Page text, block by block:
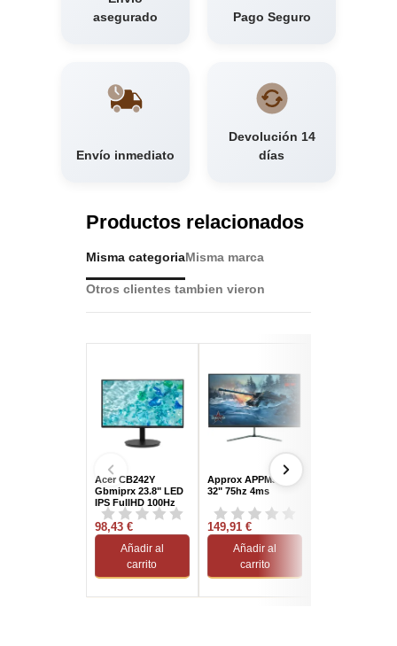
asegurado
Pago Seguro
Envío inmediato
Devolución 14
días
Productos relacionados
Misma categoriaMisma marca
Otros clientes tambien vieron
Acer CB242Y
Gbmiprx 23.8" LED
IPS FullHD 100Hz
98,43 €
Añadir al
carrito
Approx APPM32B
32" 75hz 4ms
149,91 €
Añadir al
carrito